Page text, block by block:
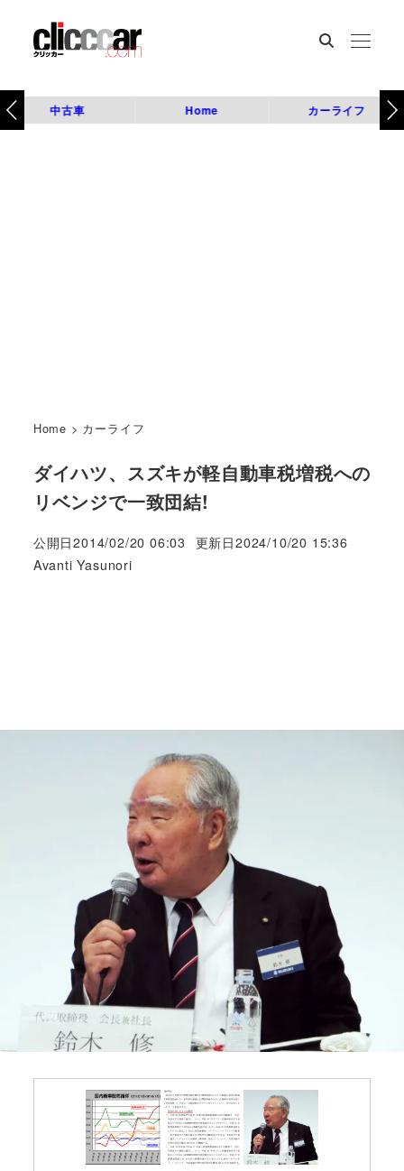
中古車 Home カーライフ
Home > カーライフ
ダイハツ、スズキが軽自動車税増税への
リベンジで一致団結!
公開日2014/02/20 06:03 更新日2024/10/20 15:36
著
Avanti Yasunori